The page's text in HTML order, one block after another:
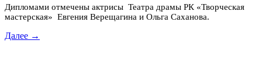
Дипломами отмечены актрисы Театра драмы РК «Творческая
мастерская» Евгения Верещагина и Ольга Саханова.
Далее →